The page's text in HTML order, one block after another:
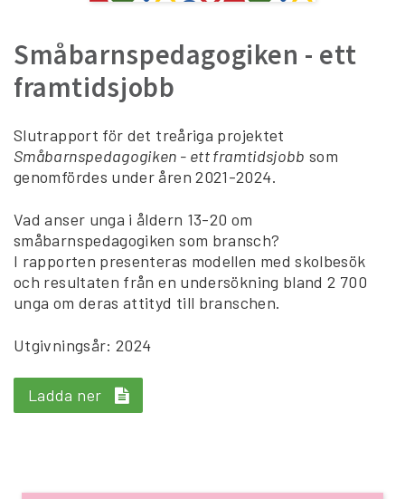
Småbarnspedagogiken - ett
framtidsjobb
Slutrapport för det treåriga projektet
Småbarnspedagogiken - ett framtidsjobb som
genomfördes under åren 2021-2024.
Vad anser unga i åldern 13-20 om
småbarnspedagogiken som bransch?
I rapporten presenteras modellen med skolbesök
och resultaten från en undersökning bland 2 700
unga om deras attityd till branschen.
Utgivningsår: 2024
Ladda ner